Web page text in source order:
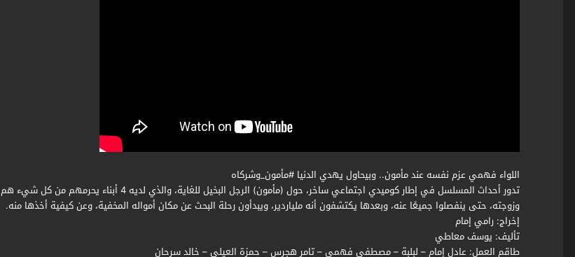
اللواء فهمي عزم نفسه عند مأمون.. وبيحاول يهدي الدنيا #مأمون_وشركاه
تدور أحداث المسلسل في إطار كوميدي اجتماعي ساخر، حول (مأمون) الرجل البخيل للغاية، والذي لديه 4 أبناء يحرمهم من كل شيء هم
وزوجته، حتى ينفصلوا جميعًا عنه، وبعدها يكتشفون أنه ملياردير، ويبدأون رحلة البحث عن مكان أمواله المخفية، وعن كيفية أخذها منه.
ﺇﺧﺮاﺝ: رامي إمام
ﺗﺄﻟﻴﻒ: يوسف معاطي
طاقم العمل: عادل إمام – لبلبة – مصطفى فهمي – تامر هجرس – حمزة العيلي – خالد سرحان